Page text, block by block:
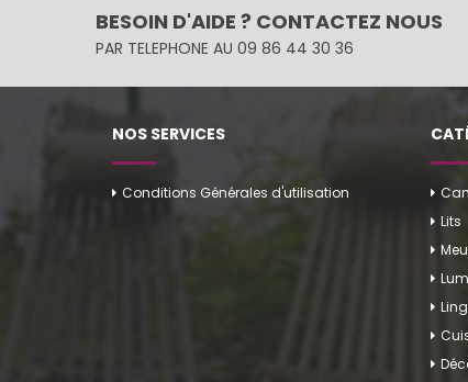
BESOIN D'AIDE ? CONTACTEZ NOUS
PAR TELEPHONE AU 09 86 44 30 36
NOS SERVICES
Conditions Générales d'utilisation
Lits